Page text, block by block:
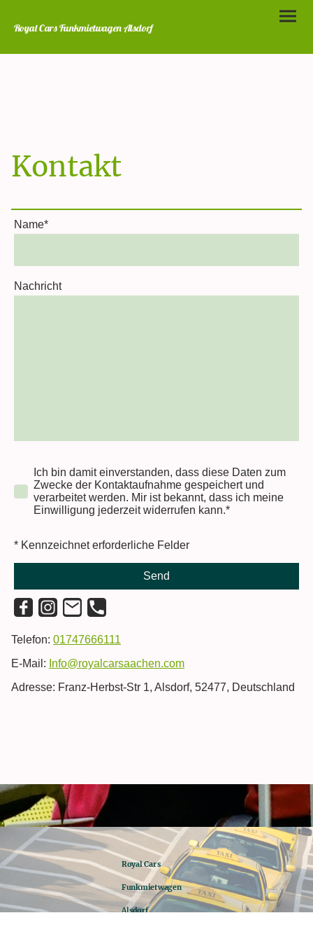
Royal Cars Funkmietwagen Alsdorf
Kontakt
Name*
Nachricht
Ich bin damit einverstanden, dass diese Daten zum
Zwecke der Kontaktaufnahme gespeichert und
verarbeitet werden. Mir ist bekannt, dass ich meine
Einwilligung jederzeit widerrufen kann.*
* Kennzeichnet erforderliche Felder
Send
Telefon: 01747666111
E-Mail: Info@royalcarsaachen.com
Adresse: Franz-Herbst-Str 1, Alsdorf, 52477, Deutschland
Royal Cars
Funkmietwagen
Alsdorf